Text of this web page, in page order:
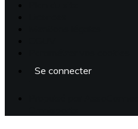
Se connecter